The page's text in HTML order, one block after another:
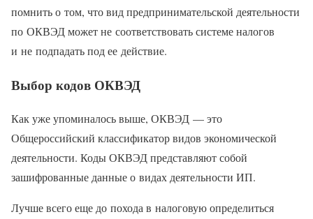
помнить о том, что вид предпринимательской деятельности
по ОКВЭД может не соответствовать системе налогов
и не подпадать под ее действие.
Выбор кодов ОКВЭД
Как уже упоминалось выше, ОКВЭД — это
Общероссийский классификатор видов экономической
деятельности. Коды ОКВЭД представляют собой
зашифрованные данные о видах деятельности ИП.
Лучше всего еще до похода в налоговую определиться